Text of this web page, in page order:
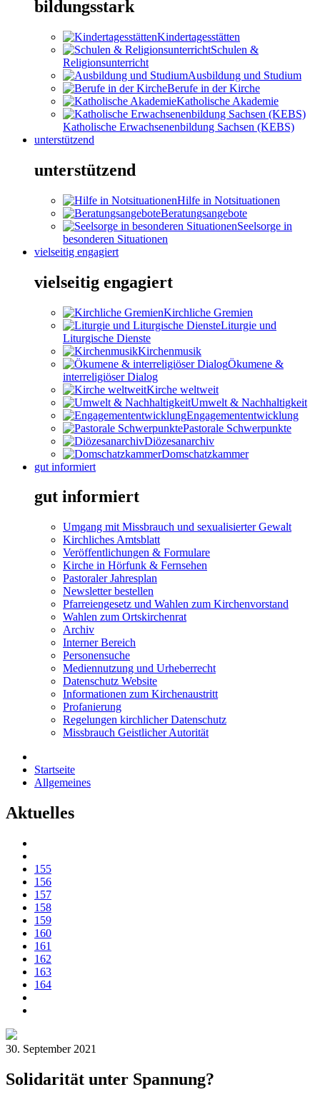
bildungsstark
Kindertagesstätten
Schulen &
Religionsunterricht
Ausbildung und Studium
Berufe in der Kirche
Katholische Akademie
Katholische Erwachsenenbildung Sachsen (KEBS)
unterstützend
unterstützend
Hilfe in Notsituationen
Beratungsangebote
Seelsorge in
besonderen Situationen
vielseitig engagiert
vielseitig engagiert
Kirchliche Gremien
Liturgie und
Liturgische Dienste
Kirchenmusik
Ökumene &
interreligiöser Dialog
Kirche weltweit
Umwelt & Nachhaltigkeit
Engagemententwicklung
Pastorale Schwerpunkte
Diözesanarchiv
Domschatzkammer
gut informiert
gut informiert
Umgang mit Missbrauch und sexualisierter Gewalt
Kirchliches Amtsblatt
Veröffentlichungen & Formulare
Kirche in Hörfunk & Fernsehen
Pastoraler Jahresplan
Newsletter bestellen
Pfarreiengesetz und Wahlen zum Kirchenvorstand
Wahlen zum Ortskirchenrat
Archiv
Interner Bereich
Personensuche
Mediennutzung und Urheberrecht
Datenschutz Website
Informationen zum Kirchenaustritt
Profanierung
Regelungen kirchlicher Datenschutz
Missbrauch Geistlicher Autorität
Startseite
Allgemeines
Aktuelles
155
156
157
158
159
160
161
162
163
164
30. September 2021
Solidarität unter Spannung?